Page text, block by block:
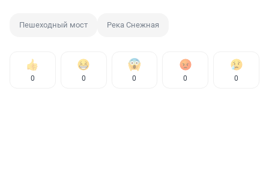
Пешеходный мост Река Снежная
0 0 0 0 0